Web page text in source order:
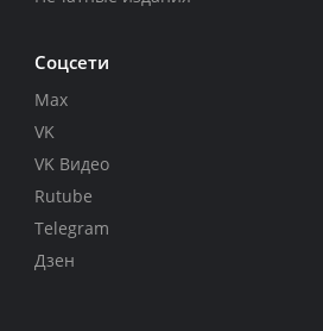
Соцсети
Max
VK
VK Видео
Rutube
Telegram
Дзен